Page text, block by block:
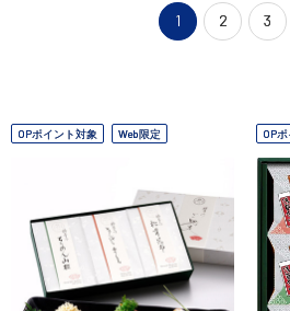
1 2 3
OPポイント対象 Web限定 OP